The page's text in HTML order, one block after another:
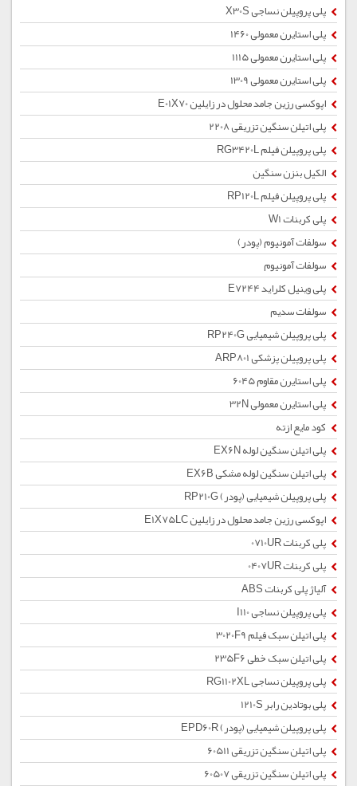
پلی پروپیلن نساجی X30S
پلی استایرن معمولی 1460
پلی استایرن معمولی 1115
پلی استایرن معمولی 1309
اپوکسی رزین جامد محلول در زایلین E01X70
پلی اتیلن سنگین تزریقی 2208
پلی پروپیلن فیلم RG3420L
الکیل بنزن سنگین
پلی پروپیلن فیلم RP120L
پلی کربنات W1
سولفات آمونیوم (پودر)
سولفات آمونیوم
پلی وینیل کلراید E7244
سولفات سدیم
پلی پروپیلن شیمیایی RP240G
پلی پروپیلن پزشکی ARP801
پلی استایرن مقاوم 6045
پلی استایرن معمولی 32N
کود مایع ازته
پلی اتیلن سنگین لوله EX6N
پلی اتیلن سنگین لوله مشکی EX6B
پلی پروپیلن شیمیایی (پودر) RP210G
اپوکسی رزین جامد محلول در زایلین E1X75LC
پلی کربنات 0710UR
پلی کربنات 0407UR
آلیاژ پلی کربنات ABS
پلی پروپیلن نساجی I110
پلی اتیلن سبک فیلم 3020F9
پلی اتیلن سبک خطی 235F6
پلی پروپیلن نساجی RG1102XL
پلی بوتادین رابر 1210S
پلی پروپیلن شیمیایی (پودر) EPD60R
پلی اتیلن سنگین تزریقی 60511
پلی اتیلن سنگین تزریقی 60507